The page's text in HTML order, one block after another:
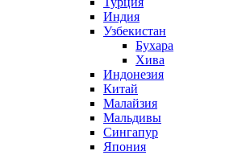
Индия
Узбекистан
Бухара
Хива
Индонезия
Китай
Малайзия
Мальдивы
Сингапур
Япония